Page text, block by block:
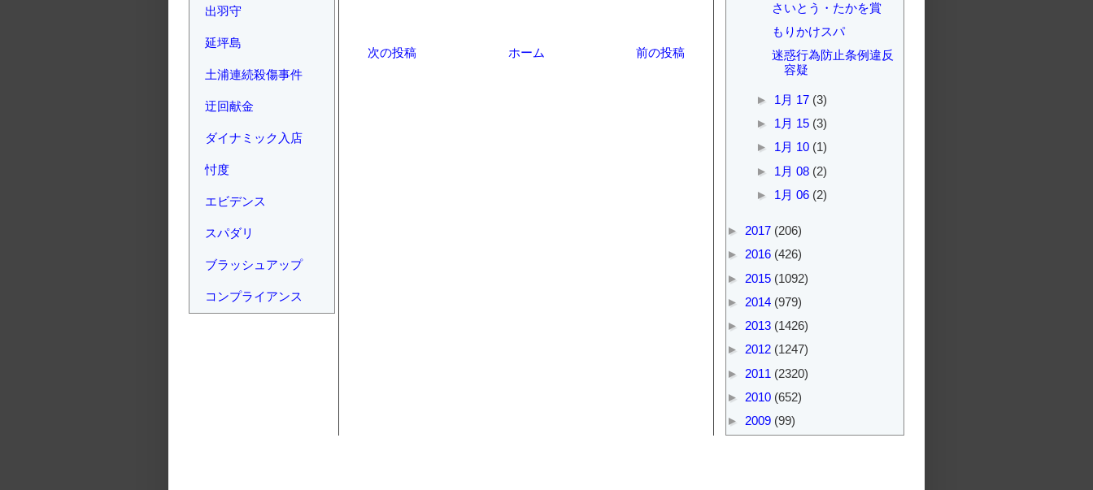
次の投稿 前の投稿
ホーム
出羽守
延坪島
土浦連続殺傷事件
迂回献金
ダイナミック入店
忖度
エビデンス
スパダリ
ブラッシュアップ
コンプライアンス
さいとう・たかを賞
もりかけスパ
迷惑行為防止条例違反
容疑
► 1月 17 (3)
► 1月 15 (3)
► 1月 10 (1)
► 1月 08 (2)
► 1月 06 (2)
► 2017 (206)
► 2016 (426)
► 2015 (1092)
► 2014 (979)
► 2013 (1426)
► 2012 (1247)
► 2011 (2320)
► 2010 (652)
► 2009 (99)